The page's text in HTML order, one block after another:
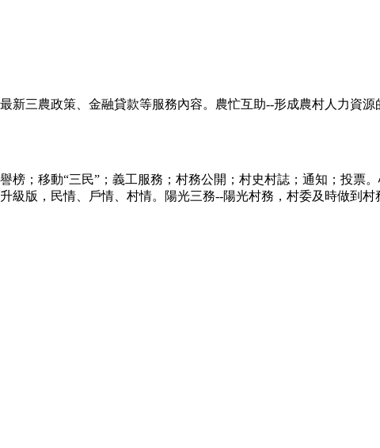
三農政策、金融貸款等服務內容。農忙互助--形成農村人力資
；移動“三民”；義工服務；村務公開；村史村誌；通知；投票
版，民情、戶情、村情。陽光三務--陽光村務，村委及時做到村